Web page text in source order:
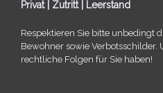
Privat | Zutritt | Leerstand
Respektieren Sie bitte unbe­dingt
Bewohner sowie Verbotsschilder.
recht­li­che Folgen für Sie haben!